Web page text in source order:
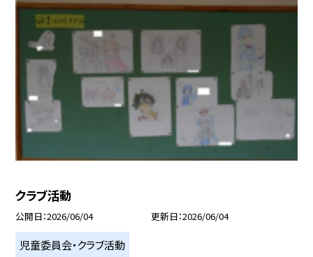
クラブ活動
公開日 2026/06/04 更新日 2026/06/04
児童委員会・クラブ活動